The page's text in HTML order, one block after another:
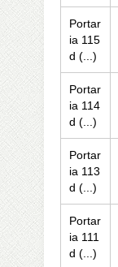
Portar
ia 115
d (...)
Portar
ia 114
d (...)
Portar
ia 113
d (...)
Portar
ia 111
d (...)